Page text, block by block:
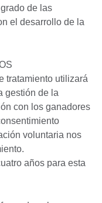
de las
el desarrollo de la
tratamiento utilizará
gestión de la
con los ganadores
voluntaria nos
años para esta